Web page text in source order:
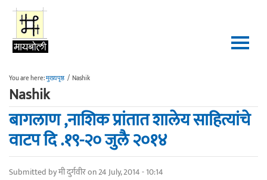
Skip to main content
You are here:मुख्यपृष्ठ / Nashik
Nashik
बागलाण ,नाशिक प्रांतात शालेय साहित्यांचे
वाटप दि .१९-२० जुलै २०१४
Submitted byमी दुर्गवीरon 24 July, 2014 - 10:14